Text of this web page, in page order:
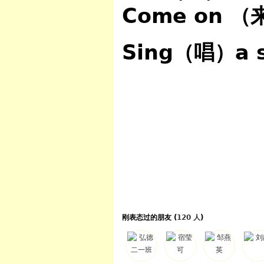
Come on
（
Sing （唱） a
刚表态过的朋友 (120 人)